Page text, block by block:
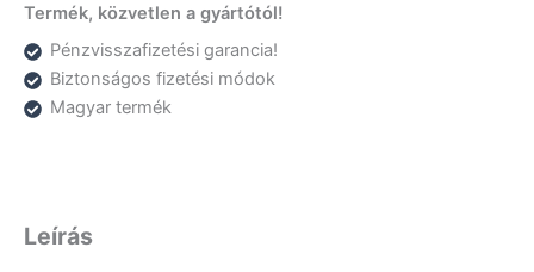
Termék, közvetlen a gyártótól!
Pénzvisszafizetési garancia!
Biztonságos fizetési módok
Magyar termék
Leírás